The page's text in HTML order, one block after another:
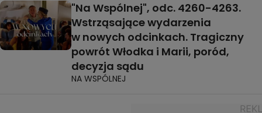
"Na Wspólnej", odc. 4260-4263.
Wstrząsające wydarzenia
w nowych odcinkach. Tragiczny
powrót Włodka i Marii, poród,
decyzja sądu
NA WSPÓLNEJ